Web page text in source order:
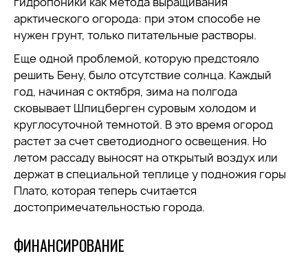
арктического огорода: при этом способе не
нужен грунт, только питательные растворы.
Еще одной проблемой, которую предстояло
решить Бену, было отсутствие солнца. Каждый
год, начиная с октября, зима на полгода
сковывает Шпицберген суровым холодом и
круглосуточной темнотой. В это время огород
растет за счет светодиодного освещения. Но
летом рассаду выносят на открытый воздух или
держат в специальной теплице у подножия горы
Плато, которая теперь считается
достопримечательностью города.
ФИНАНСИРОВАНИЕ